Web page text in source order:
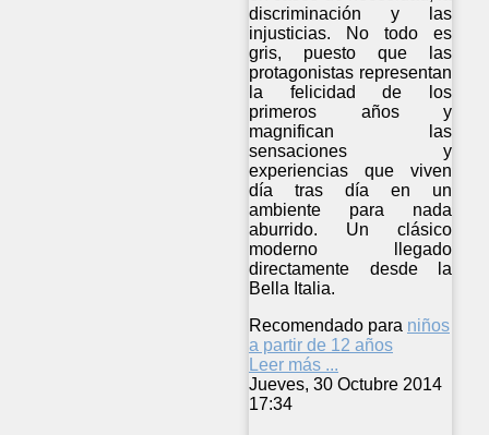
discriminación y las
injusticias. No todo es
gris, puesto que las
protagonistas representan
la felicidad de los
primeros años y
magnifican las
sensaciones y
experiencias que viven
día tras día en un
ambiente para nada
aburrido. Un clásico
moderno llegado
directamente desde la
Bella Italia.
Recomendado para niños
a partir de 12 años
Leer más ...
Jueves, 30 Octubre 2014
17:34